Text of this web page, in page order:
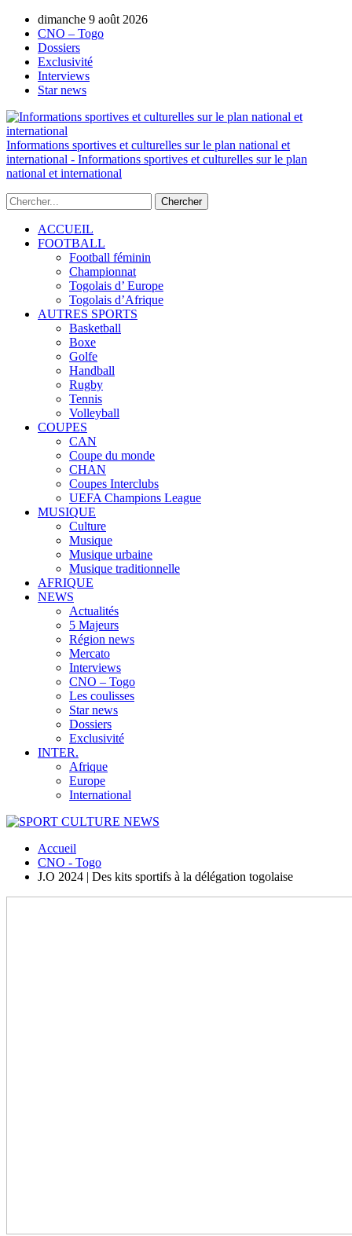
dimanche 9 août 2026
CNO – Togo
Dossiers
Exclusivité
Interviews
Star news
Informations sportives et culturelles sur le plan national et
international - Informations sportives et culturelles sur le plan
national et international
ACCUEIL
FOOTBALL
Football féminin
Championnat
Togolais d’ Europe
Togolais d’Afrique
AUTRES SPORTS
Basketball
Boxe
Golfe
Handball
Rugby
Tennis
Volleyball
COUPES
CAN
Coupe du monde
CHAN
Coupes Interclubs
UEFA Champions League
MUSIQUE
Culture
Musique
Musique urbaine
Musique traditionnelle
AFRIQUE
NEWS
Actualités
5 Majeurs
Région news
Mercato
Interviews
CNO – Togo
Les coulisses
Star news
Dossiers
Exclusivité
INTER.
Afrique
Europe
International
Accueil
CNO - Togo
J.O 2024 | Des kits sportifs à la délégation togolaise
AUTORISATION DE LA HAAC N°0134/